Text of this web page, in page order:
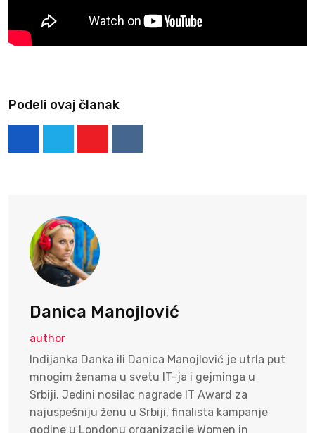
Podeli ovaj članak
Danica Manojlović
author
Indijanka Danka ili Danica Manojlović je utrla put
mnogim ženama u svetu IT-ja i gejminga u
Srbiji. Jedini nosilac nagrade IT Award za
najuspešniju ženu u Srbiji, finalista kampanje
godine u Londonu organizacije Women in